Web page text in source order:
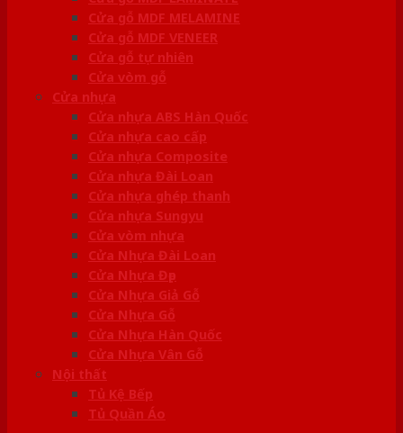
Cửa gỗ MDF MELAMINE
Cửa gỗ MDF VENEER
Cửa gỗ tự nhiên
Cửa vòm gỗ
Cửa nhựa
Cửa nhựa ABS Hàn Quốc
Cửa nhựa cao cấp
Cửa nhựa Composite
Cửa nhựa Đài Loan
Cửa nhựa ghép thanh
Cửa nhựa Sungyu
Cửa vòm nhựa
Cửa Nhựa Đài Loan
Cửa Nhựa Đẹp
Cửa Nhựa Giả Gỗ
Cửa Nhựa Gỗ
Cửa Nhựa Hàn Quốc
Cửa Nhựa Vân Gỗ
Nội thất
Tủ Kệ Bếp
Tủ Quần Áo